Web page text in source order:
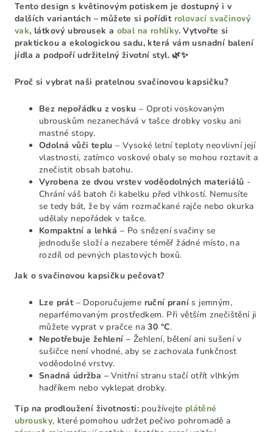
Tento design s květinovým potiskem je dostupný i v
dalších variantách – můžete si pořídit rolovací svačinový
vak, látkový ubrousek a obal na rohlíky. Vytvořte si
praktickou a ekologickou sadu, která vám usnadní balení
jídla a podpoří udržitelný životní styl. 🌿✨
Proč si vybrat naši pratelnou svačinovou kapsičku?
Bez nepořádku z vosku – Oproti voskovaným
ubrouskům nezanechává v tašce drobky vosku ani
mastné stopy.
Odolná vůči teplu – Vysoké letní teploty neovlivní její
vlastnosti, zatímco voskové obaly se mohou roztavit a
znečistit obsah batohu.
Vyrobena ze dvou vrstev voděodolných materiálů -
Chrání váš batoh či kabelku před vlhkostí. Nemusíte
se tedy bát, že by vám rozmačkané rajče nebo okurka
udělaly nepořádek v tašce.
Kompaktní a lehká – Po snězení svačiny se
jednoduše složí a nezabere téměř žádné místo, na
rozdíl od pevných plastových boxů.
Jak o svačinovou kapsičku pečovat?
Lze prát– Doporučujeme ruční praní s jemným,
neparfémovaným prostředkem. Při větším znečištění ji
můžete vyprat v pračce na30 °C.
Nepotřebuje žehlení – Žehlení, bělení ani sušení v
sušičce není vhodné, aby se zachovala funkčnost
voděodolné vrstvy.
Snadná údržba –Vnitřní stranu stačí otřít vlhkým
hadříkem nebo vyklepat drobky.
Tip na prodloužení životnosti: používejte plátěné
ubrousky, které pomohou udržet pečivo pohromadě a